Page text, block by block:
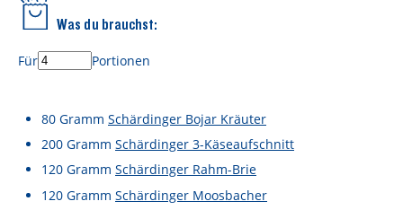
Auf das Mehrwegglas gekommen
Nachhaltigkeitsbericht
Lebensmittel sind kostbar!
Was du brauchst:
Für Portionen
80 Gramm Schärdinger Bojar Kräuter
200 Gramm Schärdinger 3-Käseaufschnitt
120 Gramm Schärdinger Rahm-Brie
120 Gramm Schärdinger Moosbacher